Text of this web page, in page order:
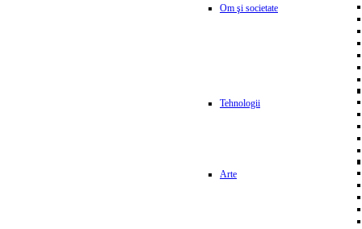
Om şi societate
Tehnologii
Arte